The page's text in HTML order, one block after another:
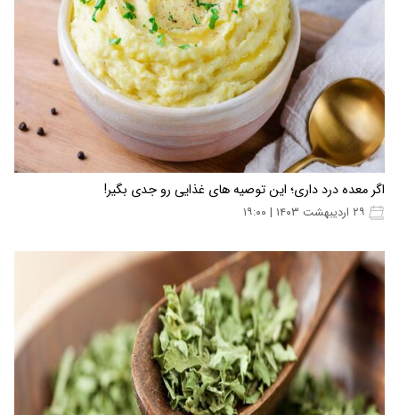
اگر معده درد داری؛ این توصیه های غذایی رو جدی بگیر!